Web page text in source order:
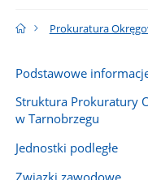
Prokuratura
Podstawowe
Struktura Prokuratury
w Tarnobrzegu
Jednostki podległe
Związki zawodowe